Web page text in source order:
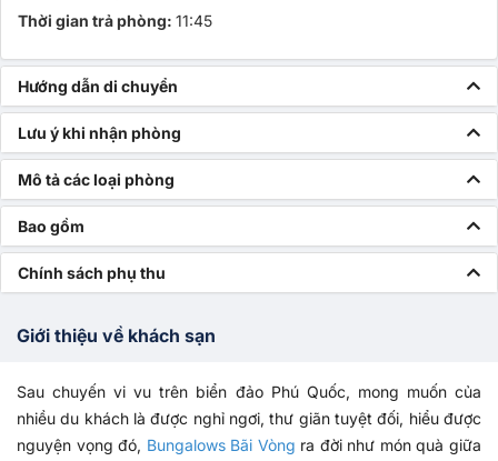
Thời gian trả phòng: 11:45
Hướng dẫn di chuyển
Lưu ý khi nhận phòng
Mô tả các loại phòng
Bao gồm
Chính sách phụ thu
Giới thiệu về khách sạn
Sau chuyến vi vu trên biển đảo Phú Quốc, mong muốn của
nhiều du khách là được nghỉ ngơi, thư giãn tuyệt đối, hiểu được
nguyện vọng đó, Bungalows Bãi Vòng ra đời như món quà giữa